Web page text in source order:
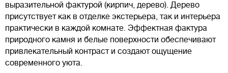
выразительной фактурой (кирпич, дерево). Дерево
присутствует как в отделке экстерьера, так и интерьера
практически в каждой комнате. Эффектная фактура
природного камня и белые поверхности обеспечивают
привлекательный контраст и создают ощущение
современного уюта.